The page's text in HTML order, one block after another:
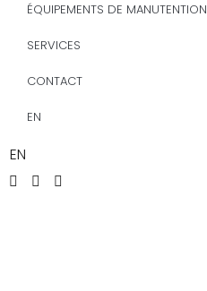
ÉQUIPEMENTS DE MANUTENTION
SERVICES
CONTACT
EN
EN